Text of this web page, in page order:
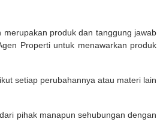
produk dan tanggung jawab
Properti untuk menawarkan produk
setiap perubahannya atau materi lain
pihak manapun sehubungan dengan